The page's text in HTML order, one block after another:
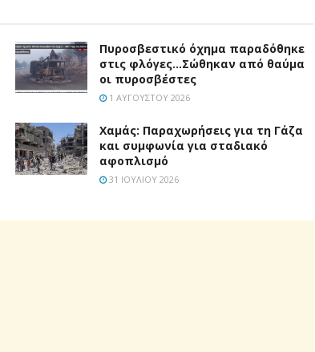
Πυροσβεστικό όχημα παραδόθηκε
στις φλόγες…Σώθηκαν από θαύμα
οι πυροσβέστες
1 ΑΥΓΟΎΣΤΟΥ 2026
Χαμάς: Παραχωρήσεις για τη Γάζα
και συμφωνία για σταδιακό
αφοπλισμό
31 ΙΟΥΛΊΟΥ 2026